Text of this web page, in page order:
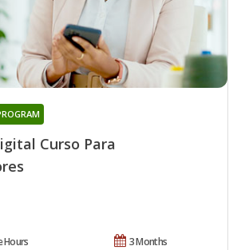
Curso Para
3 Months
Hours